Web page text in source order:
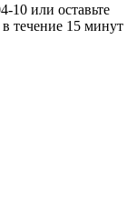
10 или оставьте
течение 15 минут